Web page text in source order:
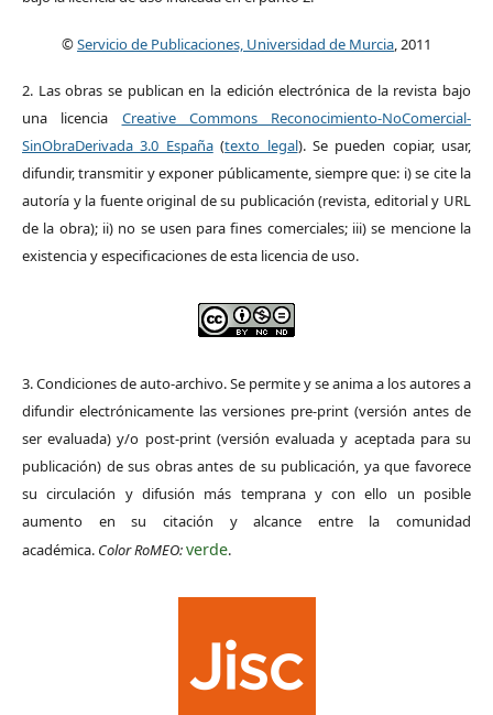
©Servicio de Publicaciones, Universidad de Murcia, 2011
2. Las obras se publican en la edición electrónica de la revista bajo
una licencia Creative Commons Reconocimiento-NoComercial-
SinObraDerivada 3.0 España(texto legal). Se pueden copiar, usar,
difundir, transmitir y exponer públicamente, siempre que: i) se cite la
autoría y la fuente original de su publicación (revista, editorial y URL
de la obra); ii) no se usen para fines comerciales; iii) se mencione la
existencia y especificaciones de esta licencia de uso.
3. Condiciones de auto-archivo. Se permite y se anima a los autores a
difundir electrónicamente las versiones pre-print (versión antes de
ser evaluada) y/o post-print (versión evaluada y aceptada para su
publicación) de sus obras antes de su publicación, ya que favorece
su circulación y difusión más temprana y con ello un posible
aumento en su citación y alcance entre la comunidad
académica. Color RoMEO:verde.